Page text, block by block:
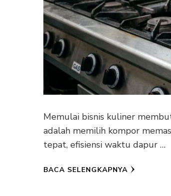
Memulai bisnis kuliner
adalah memilih kompor
tepat, efisiensi waktu dapur …
BACA SELENGKAPNYA